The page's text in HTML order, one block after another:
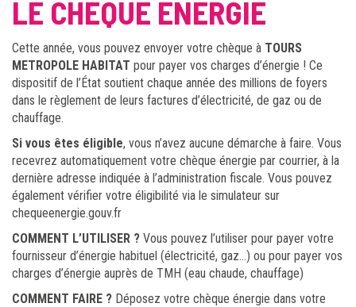
LE CHÈQUE ÉNERGIE
Cette année, vous pouvez envoyer votre chèque à TOURS
METROPOLE HABITAT pour payer vos charges d’énergie ! Ce
dispositif de l’État soutient chaque année des millions de foyers
dans le règlement de leurs factures d’électricité, de gaz ou de
chauffage.
Si vous êtes éligible, vous n’avez aucune démarche à faire. Vous
recevrez automatiquement votre chèque énergie par courrier, à la
dernière adresse indiquée à l’administration fiscale. Vous pouvez
également vérifier votre éligibilité via le simulateur sur
chequeenergie.gouv.fr
COMMENT L’UTILISER ? Vous pouvez l’utiliser pour payer votre
fournisseur d’énergie habituel (électricité, gaz…) ou pour payer vos
charges d’énergie auprès de TMH (eau chaude, chauffage)
COMMENT FAIRE ? Déposez votre chèque énergie dans votre